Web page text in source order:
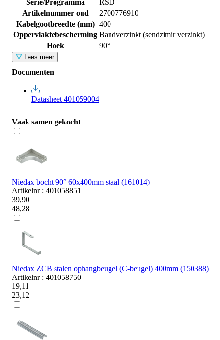
Serie/Programma
RSD
Artikelnummer oud
2700776910
Kabelgootbreedte (mm) 400
Oppervlaktebescherming Bandverzinkt (sendzimir verzinkt)
Hoek
90°
Lees meer
Documenten
Datasheet 401059004
Vaak samen gekocht
Niedax bocht 90° 60x400mm staal (161014)
Artikelnr : 401058851
39,90
48,28
Niedax ZCB stalen ophangbeugel (C-beugel) 400mm (150388)
Artikelnr : 401058750
19,11
23,12